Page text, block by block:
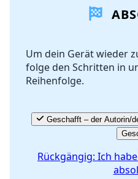
Kommentar
Um dein Gerät wieder
folge den Schritten in
Reihenfolge.
Geschafft – der Autorin/
Rückgängig: Ich